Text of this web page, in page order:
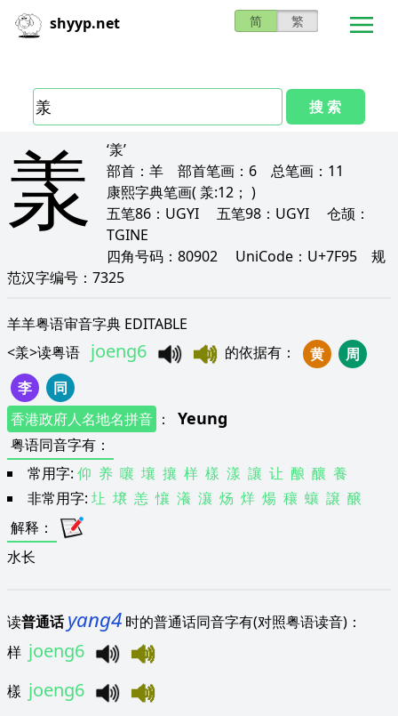
shyyp.net 简 繁
搜 索
羕
‘羕’
部首： 羊 部首笔画： 6 总笔画： 11
康熙字典笔画( 羕:12； )
五笔86： UGYI 五笔98： UGYI 仓颉：
TGINE
四角号码： 80902 UniCode： U+7F95 规
范汉字编号： 7325
羊羊粤语审音字典 EDITABLE
<羕>读粤语 joeng6 的依据有 ： 黄
周
李
同
香港政府人名地名拼音 ： Yeung
粤语同音字有 ：
常用字: 仰 养 嚷 壤 攘 样 樣 漾 讓 让 酿 釀 養
非常用字: 圵 壌 恙 懹 瀁 瀼 炀 烊 煬 穰 蠰 譲 醸
解释 ：
水长
读普通话 yang4 时的普通话同音字有(对照粤语读音)：
样 joeng6
樣 joeng6